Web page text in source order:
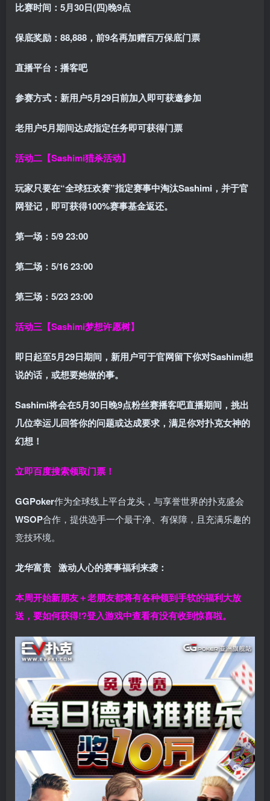
比赛时间： 5月30日(四)晚9点
保底奖励： 88,888 ，前9名再加赠百万保底门票
直播平台： 播客吧
参赛方式： 新用户5月29日前加入即可获邀参加
老用户5月期间达成指定任务即可获得门票
活动二【Sashimi猎杀活动】
玩家只要在“全球狂欢赛”指定赛事中淘汰Sashimi，并于官
网登记，即可获得100%赛事基金返还。
第一场：5/9 23:00
第二场：5/16 23:00
第三场：5/23 23:00
活动三【Sashimi梦想许愿树】
即日起至5月29日期间，新用户可于官网留下你对Sashimi想
说的话，或想要她做的事。
Sashimi将会在5月30日晚9点粉丝赛播客吧直播期间，挑出
几位幸运儿回答你的问题或达成要求， 满足你对扑克女神的
幻想 ！
立即百度搜索领取门票！
GGPoker作为全球线上平台龙头，与享誉世界的扑克盛会
WSOP合作，提供选手一个最干净、有保障，且充满乐趣的
竞技环境。
龙华富贵 激动人心的赛事福利来袭：
本周开始新朋友＋老朋友都将有各种领到手软的福利大放
送，要如何获得!?登入游戏中查看有没有收到惊喜啦。